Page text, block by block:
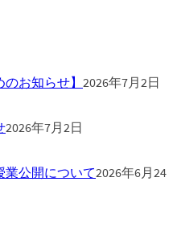
お知らせ】 2026年7月2日
2026年7月2日
公開について2026年6月24